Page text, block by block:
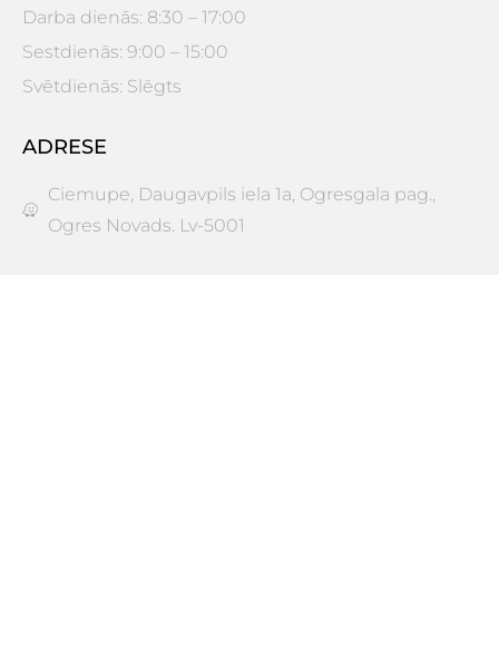
Darba dienās: 8:30 – 17:00
Sestdienās: 9:00 – 15:00
Svētdienās: Slēgts
ADRESE
Ciemupe, Daugavpils iela 1a, Ogresgala pag.,
Ogres Novads. Lv-5001